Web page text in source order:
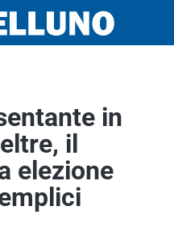
in
il
elezione